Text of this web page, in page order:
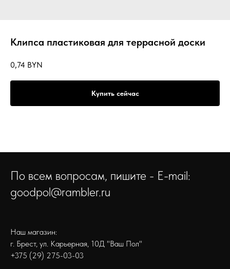
Клипса пластиковая для террасной доски
0,74 BYN
Купить сейчас
По всем вопросам, пишите - E-mail:
goodpol@rambler.ru
Наш магазин:
г. Брест, ул. Карьерная, 10Д "Ваш Пол"
+375 (29) 275-03-03